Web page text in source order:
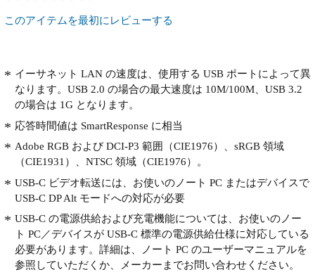
このアイテムを最初にレビューする
イーサネット LAN の速度は、使用する USB ポートによって異
なります。USB 2.0 の場合の最大速度は 10M/100M、USB 3.2
の場合は 1G となります。
応答時間値は SmartResponse に相当
Adobe RGB および DCI-P3 範囲（CIE1976）、sRGB 領域
（CIE1931）、NTSC 領域（CIE1976）。
USB-C ビデオ転送には、お使いのノート PC またはデバイスで
USB-C DP Alt モードへの対応が必要
USB-C の電源供給および充電機能については、お使いのノー
ト PC／デバイスが USB-C 標準の電源供給仕様に対応している
必要があります。詳細は、ノート PC のユーザーマニュアルを
参照していただくか、メーカーまでお問い合わせください。